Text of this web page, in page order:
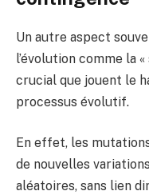
Un autre aspect
l’évolution comme la
crucial que jouent le
processus évolutif.
En effet, les
de nouvelles
aléatoires, sans lien